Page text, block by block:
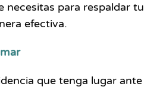
necesitas para respaldar tu
efectiva.
que tenga lugar ante